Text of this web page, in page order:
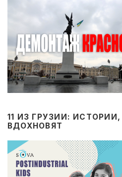
11 ИЗ ГРУЗИИ:
ВДОХНОВЯТ